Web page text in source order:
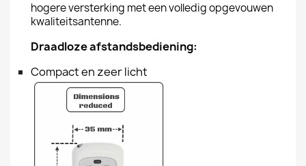
hogere versterking met een volledig opgevouwen
kwaliteitsantenne.
Draadloze afstandsbediening:
Compact en zeer licht